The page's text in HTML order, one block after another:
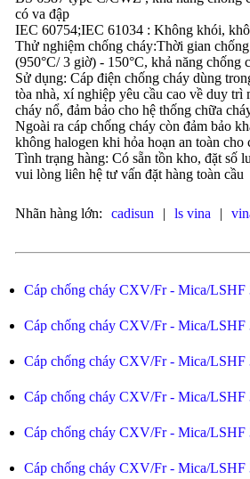
có va đập
IEC 60754;IEC 61034 : Không khói,
Thử nghiệm chống cháy:Thời gian
(950°C/ 3 giờ) - 150°C, khả năng chống
Sử dụng: Cáp điện chống cháy dùng
tòa nhà, xí nghiệp yêu cầu cao về duy trì
cháy nổ, đảm bảo cho hệ thống chữa
Ngoài ra cáp chống cháy còn đảm bảo
không halogen khi hỏa hoạn an toàn cho
Tình trạng hàng: Có sẵn tồn kho, đặt số
vui lòng liên hệ tư vấn đặt hàng toàn cầu
Nhãn hàng lớn: cadisun | ls vina |
Cáp chống cháy CXV/Fr - Mica/LSHF
Cáp chống cháy CXV/Fr - Mica/LSHF
Cáp chống cháy CXV/Fr - Mica/LSHF
Cáp chống cháy CXV/Fr - Mica/LSHF
Cáp chống cháy CXV/Fr - Mica/LSHF
Cáp chống cháy CXV/Fr - Mica/LSHF